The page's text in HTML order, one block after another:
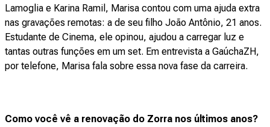
Lamoglia e Karina Ramil, Marisa contou com uma ajuda extra
nas gravações remotas: a de seu filho João Antônio, 21 anos.
Estudante de Cinema, ele opinou, ajudou a carregar luz e
tantas outras funções em um set. Em entrevista a GaúchaZH,
por telefone, Marisa fala sobre essa nova fase da carreira.
Como você vê a renovação do Zorra nos últimos anos?